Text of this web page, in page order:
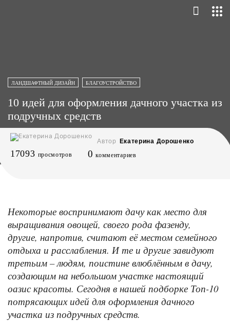
ЛАНДШАФТНЫЙ ДИЗАЙН БЛАГОУСТРОЙСТВО
10 идей для оформления дачного участка из
подручных средств
Автор Екатерина Дорошенко
17093 просмотров 0 комментариев
Некоторые воспринимают дачу как место для
выращивания овощей, своего рода фазенду,
другие, напротив, считают её местом семейного
отдыха и расслабления. И те и другие завидуют
третьим – людям, поистине влюблённым в дачу,
создающим на небольшом участке настоящий
оазис красоты. Сегодня в нашей подборке Топ-10
потрясающих идей для оформления дачного
участка из подручных средств.